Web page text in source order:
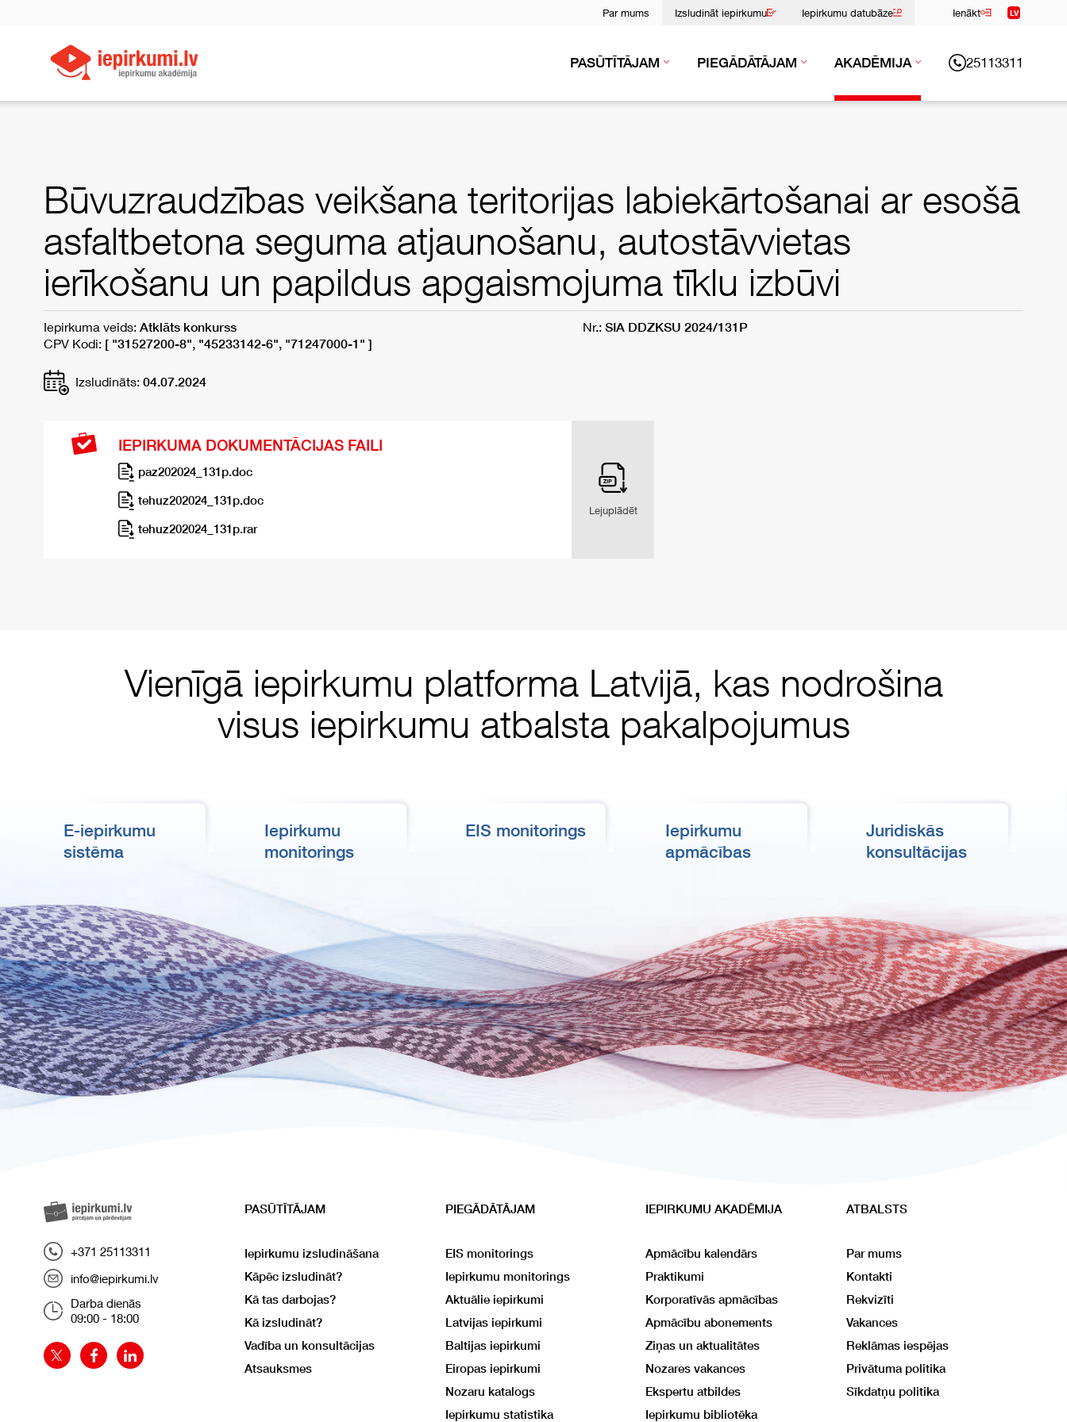
Par mums Izsludināt iepirkumu Iepirkumu datubāze Ienākt LV
PASŪTĪTĀJAM PIEGĀDĀTĀJAM AKADĒMIJA 25113311
Būvuzraudzības veikšana teritorijas labiekārtošanai ar esošā
asfaltbetona seguma atjaunošanu, autostāvvietas
ierīkošanu un papildus apgaismojuma tīklu izbūvi
Iepirkuma veids: Atklāts konkurss
CPV Kodi: [ "31527200-8", "45233142-6", "71247000-1" ]
Nr.: SIA DDZKSU 2024/131P
Izsludināts: 04.07.2024
IEPIRKUMA DOKUMENTĀCIJAS FAILI
paz202024_131p.doc
tehuz202024_131p.doc
tehuz202024_131p.rar
Lejuplādēt
Vienīgā iepirkumu platforma Latvijā, kas nodrošina
visus iepirkumu atbalsta pakalpojumus
E-iepirkumu
sistēma
Iepirkumu
monitorings
EIS monitorings
Iepirkumu
apmācības
Juridiskās
konsultācijas
+371 25113311
info@iepirkumi.lv
Darba dienās
09:00 - 18:00
PASŪTĪTĀJAM
Iepirkumu izsludināšana
Kāpēc izsludināt?
Kā tas darbojas?
Kā izsludināt?
Vadība un konsultācijas
Atsauksmes
PIEGĀDĀTĀJAM
EIS monitorings
Iepirkumu monitorings
Aktuālie iepirkumi
Latvijas iepirkumi
Baltijas iepirkumi
Eiropas iepirkumi
Nozaru katalogs
Iepirkumu statistika
IEPIRKUMU AKADĒMIJA
Apmācību kalendārs
Praktikumi
Korporatīvās apmācības
Apmācību abonements
Ziņas un aktualitātes
Nozares vakances
Ekspertu atbildes
Iepirkumu bibliotēka
ATBALSTS
Par mums
Kontakti
Rekvizīti
Vakances
Reklāmas iespējas
Privātuma politika
Sīkdatņu politika